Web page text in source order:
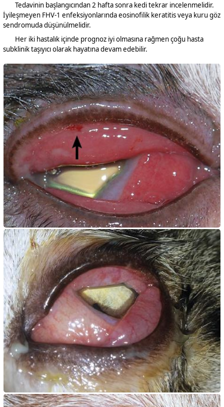
Tedavinin başlangıcından 2 hafta sonra kedi tekrar incelenmelidir.
İyileşmeyen FHV-1 enfeksiyonlarında eosinofilik keratitis veya kuru göz
sendromuda düşünülmelidir.
Her iki hastalık içinde prognoz iyi olmasına rağmen çoğu hasta
subklinik taşıyıcı olarak hayatına devam edebilir.